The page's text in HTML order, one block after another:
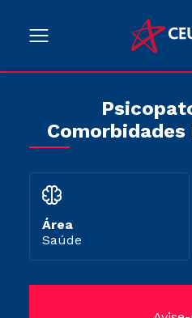
Área
Saúde